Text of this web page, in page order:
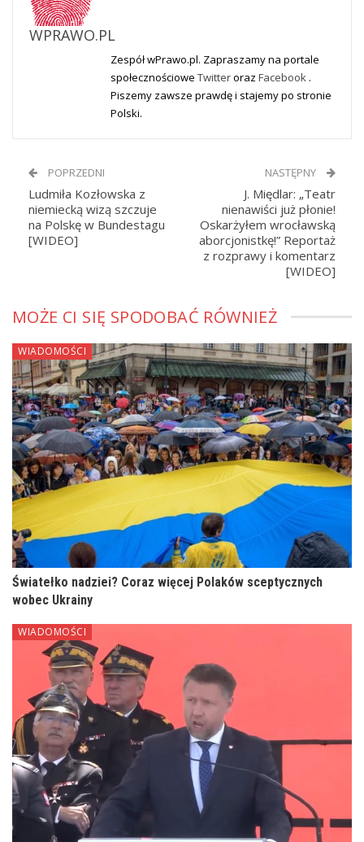
WPRAWO.PL
Zespół wPrawo.pl. Zapraszamy na portale
społecznościowe Twitteroraz Facebook .
Piszemy zawsze prawdę i stajemy po stronie
Polski.
POPRZEDNI
Ludmiła Kozłowska z
niemiecką wizą szczuje
na Polskę w Bundestagu
[WIDEO]
NASTĘPNY
J. Międlar: „Teatr
nienawiści już płonie!
Oskarżyłem wrocławską
aborcjonistkę!” Reportaż
z rozprawy i komentarz
[WIDEO]
MOŻE CI SIĘ SPODOBAĆ RÓWNIEŻ
WIADOMOŚCI
Światełko nadziei? Coraz więcej Polaków sceptycznych
wobec Ukrainy
WIADOMOŚCI